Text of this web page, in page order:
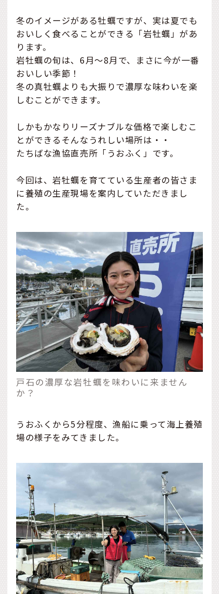
冬のイメージがある牡蠣ですが、実は夏でも
おいしく食べることができる「岩牡蠣」があ
ります。
岩牡蠣の旬は、6月〜8月で、まさに今が一番
おいしい季節！
冬の真牡蠣よりも大振りで濃厚な味わいを楽
しむことができます。
しかもかなりリーズナブルな価格で楽しむこ
とができるそんなうれしい場所は・・
たちばな漁協直売所「うおふく」です。
今回は、岩牡蠣を育てている生産者の皆さま
に養殖の生産現場を案内していただきまし
た。
戸石の濃厚な岩牡蠣を味わいに来ません
か？
うおふくから5分程度、漁船に乗って海上養殖
場の様子をみてきました。